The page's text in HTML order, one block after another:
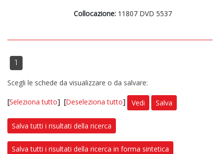
Collocazione: 11807 DVD 5537
1
Scegli le schede da visualizzare o da salvare:
[Seleziona tutto] [Deseleziona tutto] Vedi Salva
Salva tutti i risultati della ricerca
Salva tutti i risultati della ricerca in forma sintetica